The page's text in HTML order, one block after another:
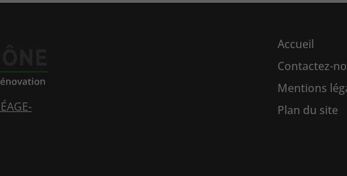
Accueil
Contactez-
Mentions
Plan du site